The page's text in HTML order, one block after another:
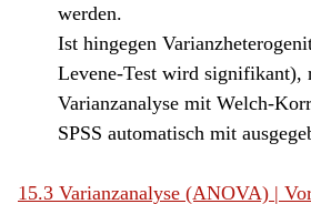
werden.
Ist hingegen
Levene-Test wird signifikant),
Varianzanalyse mit Welch-
SPSS automatisch mit
15.3 Varianzanalyse (ANOVA) |